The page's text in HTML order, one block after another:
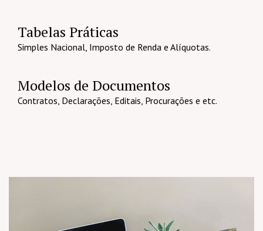
Tabelas Práticas
Simples Nacional, Imposto de Renda e Alíquotas.
Modelos de Documentos
Contratos, Declarações, Editais, Procurações e etc.